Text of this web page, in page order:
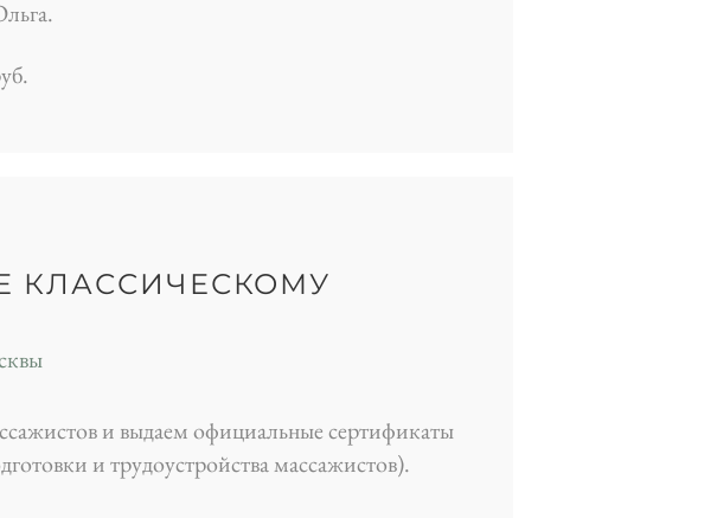
КЛАССИЧЕСКОМУ
и выдаем официальные сертификаты
и трудоустройства массажистов).